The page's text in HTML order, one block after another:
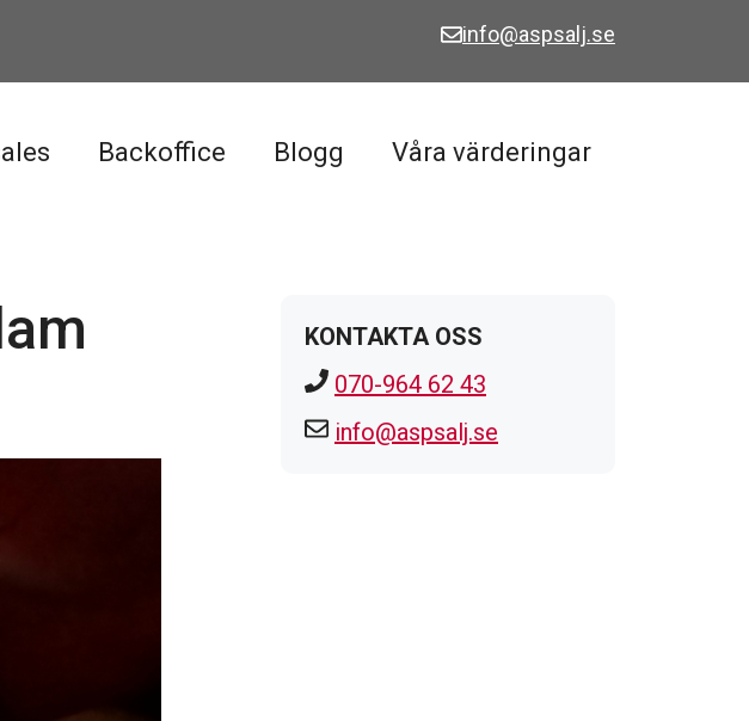
info@aspsalj.se
Backoffice Blogg Våra värderingar
KONTAKTA OSS
070-964 62 43
info@aspsalj.se